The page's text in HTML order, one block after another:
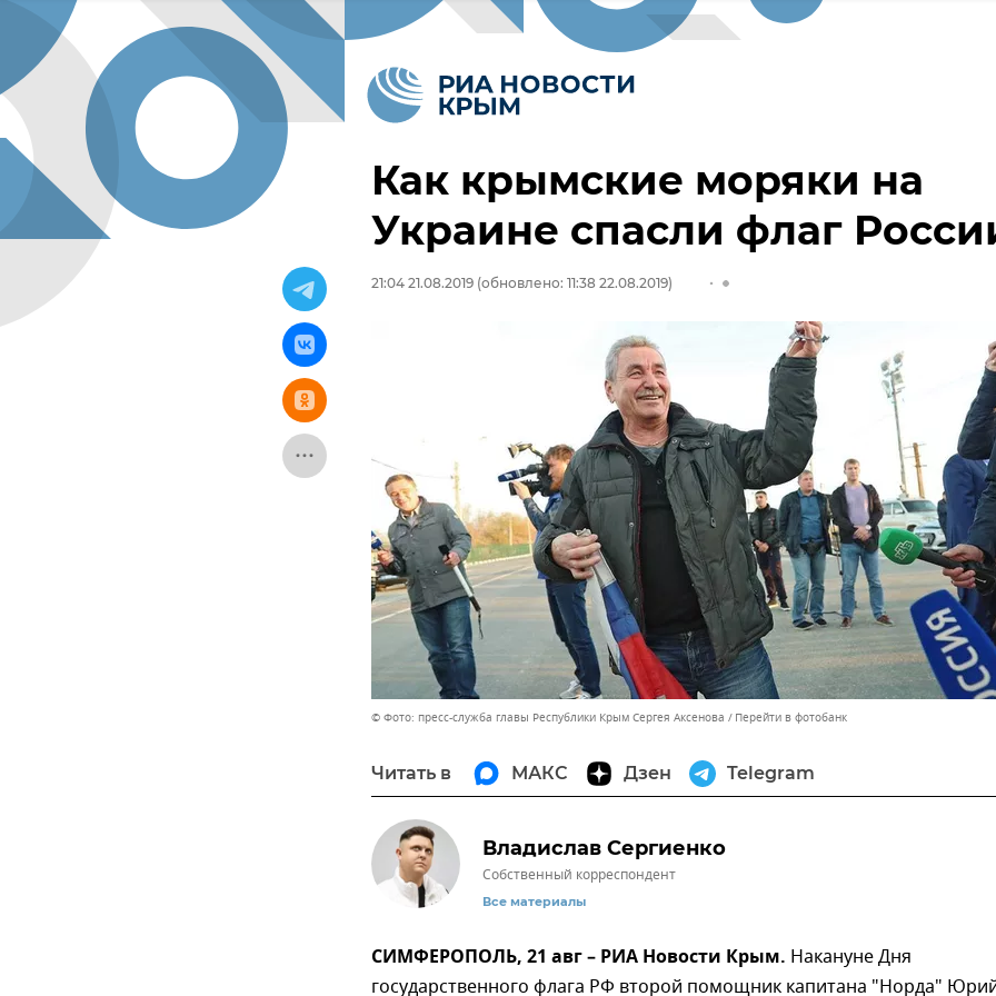
Как крымские моряки на
Украине спасли флаг
21:04 21.08.2019 (обновлено: 11:38 22.08.2019)
© Фото: пресс-служба главы Республики Крым Сергея Аксенова Перейти в фотобанк
Читать в МАКС Дзен Telegram
Владислав Сергиенко
Собственный корреспондент
Все материалы
СИМФЕРОПОЛЬ, 21 авг – РИА Новости Крым. Накануне Дня
государственного флага РФ второй помощник капитана "Норда"